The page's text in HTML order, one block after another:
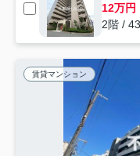
12万円
2階 /
賃貸マンション